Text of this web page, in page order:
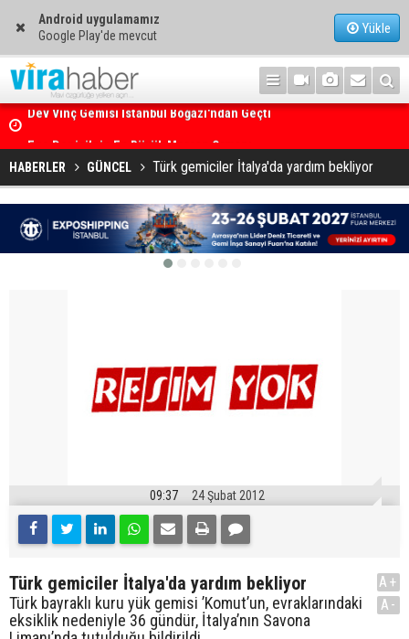
Android uygulamamız
Google Play'de mevcut
Yükle
Ege Denizi’nin En Büyük Mercan Ormanı
HABERLER GÜNCEL Türk gemiciler İtalya'da yardım bekliyor
09:37 24 Şubat 2012
Türk gemiciler İtalya'da yardım bekliyor
Türk bayraklı kuru yük gemisi ’Komut’un, evraklarındaki
eksiklik nedeniyle 36 gündür, İtalya’nın Savona
A+
A-